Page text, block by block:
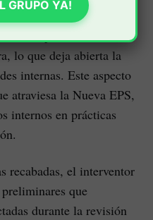
sin apoyo desde las
dependencias del
lo que deja abierta la
internas. Este aspecto
atraviesa la Nueva EPS,
internos en prácticas
recabadas, el interventor
que
durante la revisión
GRUPO YA!